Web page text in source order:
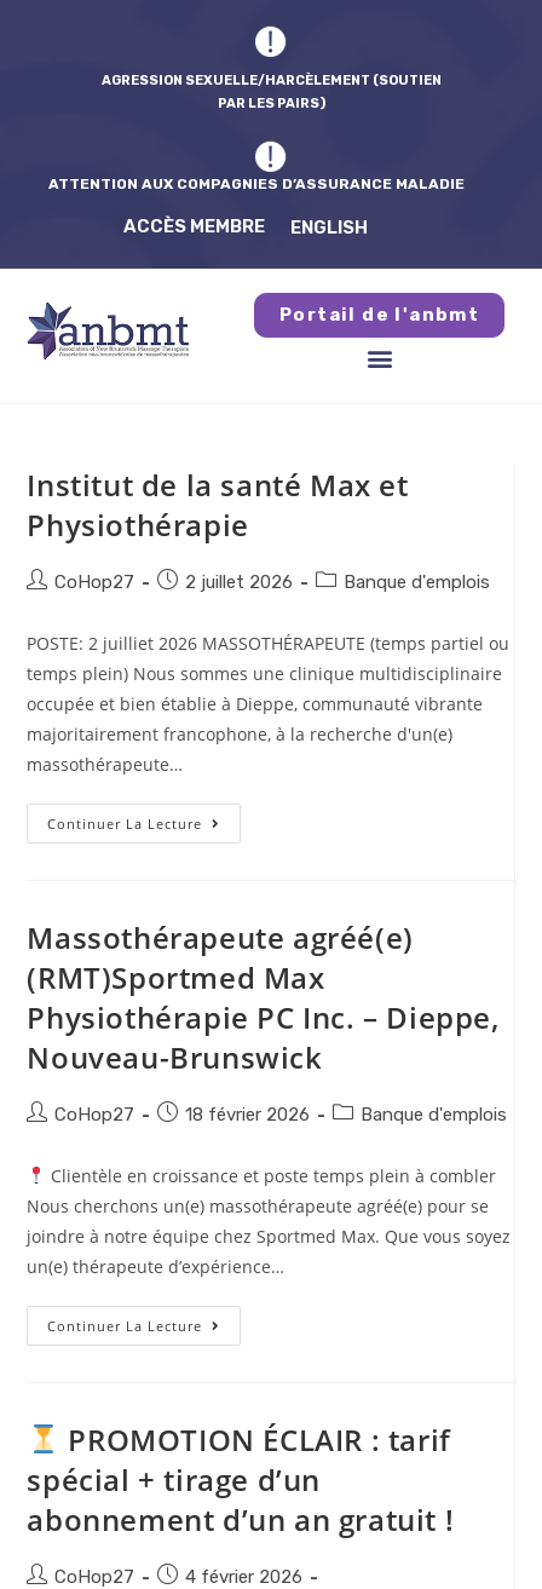
AGRESSION SEXUELLE/HARCÈLEMENT (SOUTIEN
PAR LES PAIRS)
ATTENTION AUX COMPAGNIES D’ASSURANCE MALADIE
ACCÈS MEMBRE ENGLISH
Portail de l'anbmt
Institut de la santé Max et
Physiothérapie
CoHop27 2 juillet 2026 Banque d'emplois
POSTE: 2 juilliet 2026 MASSOTHÉRAPEUTE (temps partiel ou
temps plein) Nous sommes une clinique multidisciplinaire
occupée et bien établie à Dieppe, communauté vibrante
majoritairement francophone, à la recherche d'un(e)
massothérapeute…
Continuer La Lecture
Massothérapeute agréé(e)
(RMT)Sportmed Max
Physiothérapie PC Inc. – Dieppe,
Nouveau-Brunswick
CoHop27 18 février 2026 Banque d'emplois
Clientèle en croissance et poste temps plein à combler
Nous cherchons un(e) massothérapeute agréé(e) pour se
joindre à notre équipe chez Sportmed Max. Que vous soyez
un(e) thérapeute d’expérience…
Continuer La Lecture
PROMOTION ÉCLAIR : tarif
spécial + tirage d’un
abonnement d’un an gratuit !
CoHop27
4 février 2026